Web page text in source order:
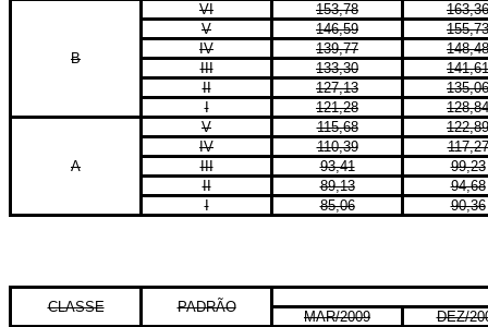
B
VI 153,78
163,36
V
146,59
155,73
IV
139,77
148,48
III
133,30
141,61
II
127,13
135,06
I
121,28 128,84
A
V 115,68
122,89
IV
110,39
117,27
III
93,41
99,23
II
89,13
94,68
I
85,06 90,36
CLASSE PADRÃO
MAR/2009 DEZ/